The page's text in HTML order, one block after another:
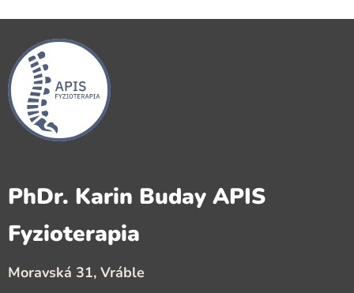
PhDr. Karin Buday APIS
Fyzioterapia
Moravská 31, Vráble